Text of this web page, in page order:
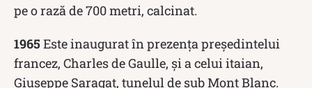
pe o rază de 700 metri, calcinat.
1965 Este inaugurat în prezența președintelui
francez, Charles de Gaulle, și a celui itaian,
Giuseppe Saragat, tunelul de sub Mont Blanc.